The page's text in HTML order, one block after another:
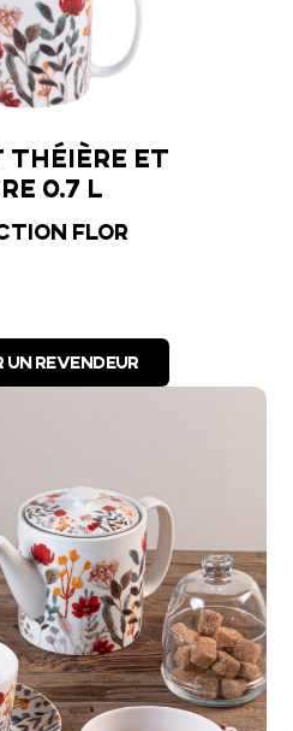
de 2 petits
déjeuners 35 cl
Collection Flor
UN REVENDEUR